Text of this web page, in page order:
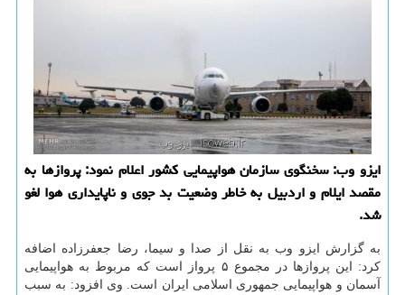
ایزو وب: سخنگوی سازمان هواپیمایی كشور اعلام نمود: پروازها به
مقصد ایلام و اردبیل به خاطر وضعیت بد جوی و ناپایداری هوا لغو
شد.
به گزارش ایزو وب به نقل از صدا و سیما، رضا جعفرزاده اضافه
كرد: این پروازها در مجموع ۵ پرواز است كه مربوط به هواپیمایی
آسمان و هواپیمایی جمهوری اسلامی ایران است. وی افزود: به سبب